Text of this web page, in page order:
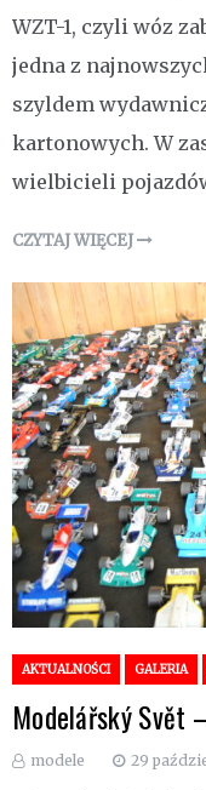
WZT-1, czyli wóz
jedna z
szyldem
kartonowych. W
wielbicieli
CZYTAJ WIĘCEJ
AKTUALNOŚCI GALERIA
Modelářský Svět
modele 29